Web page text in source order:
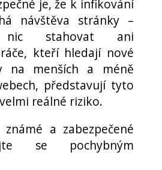
je, že k infikování
návštěva stránky –
stahovat ani
kteří hledají nové
na menších a méně
představují tyto
reálné riziko.
známé a zabezpečené
se pochybným